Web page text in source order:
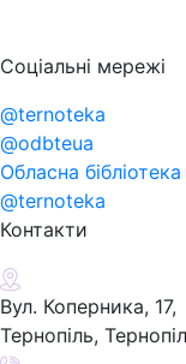
Соціальні мережі
@ternoteka
@odbteua
Обласна
@ternoteka
Контакти
Вул. Коперника, 17,
Тернопіль,